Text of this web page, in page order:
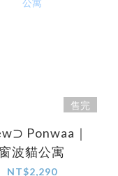
售完
Ponwaa｜
窗波貓公寓
NT$2,290